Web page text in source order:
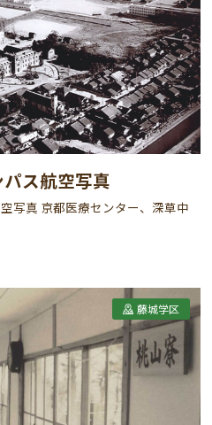
ス航空写真
写真 京都医療センター、深草中
藤城学区